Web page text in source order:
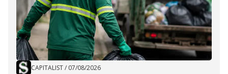
CAPITALIST/ 07/08/2026